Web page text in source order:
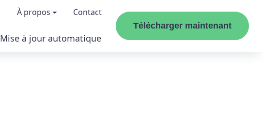
À propos
À propos de nous
Contact
Mise à jour automatique
Télécharger maintenant